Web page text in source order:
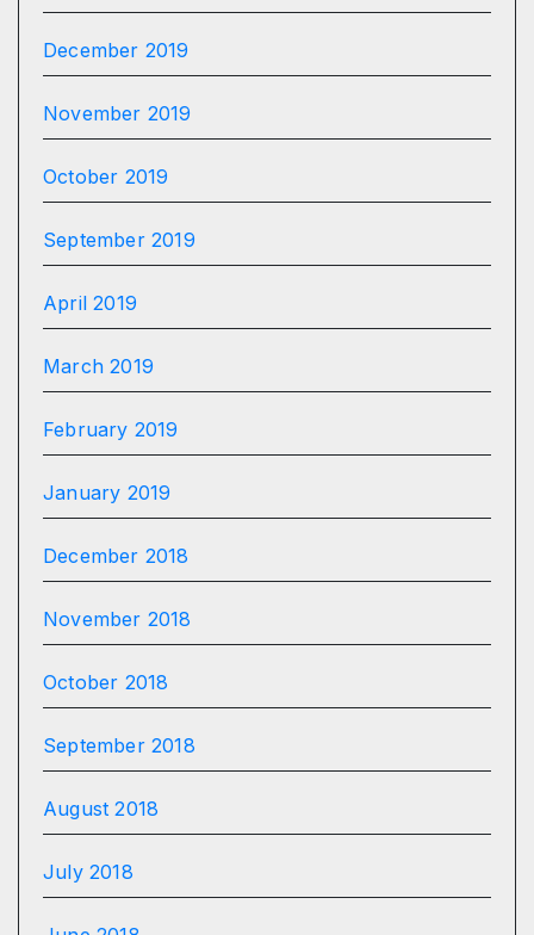
December 2019
November 2019
October 2019
September 2019
April 2019
March 2019
February 2019
January 2019
December 2018
November 2018
October 2018
September 2018
August 2018
July 2018